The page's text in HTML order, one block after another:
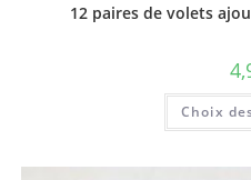
12 paires de volets
Choix